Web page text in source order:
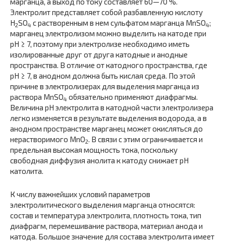
Электролит представляет собой разбавленную кислоту
H2SO4 с растворенным в нем сульфатом марганца MnSO4;
марганец электролизом можно выделить на катоде при
pH ≥ 7, поэтому при электролизе необходимо иметь
изолированные друг от друга катодные и анодные
пространства. В отличие от катодного пространства, где
pH ≥ 7, в анодном должна быть кислая среда. По этой
причине в электролизерах для выделения марганца из
раствора MnSO4 обязательно применяют диафрагмы.
Величина pH электролита в катодной части электролизера
легко изменяется в результате выделения водорода, а в
анодном пространстве марганец может окисляться до
нерастворимого MnO2. В связи с этим ограничивается и
предельная высокая мощность тока, поскольку
свободная диффузия анолита к катоду снижает pH
католита.
К числу важнейших условий параметров
электролитического выделения марганца относятся:
состав и температура электролита, плотность тока, тип
диафрагм, перемешивание раствора, материал анода и
катода. Большое значение для состава электролита имеет